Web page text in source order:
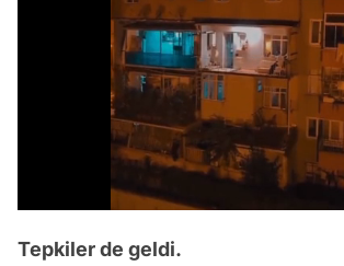
Tepkiler de geldi.